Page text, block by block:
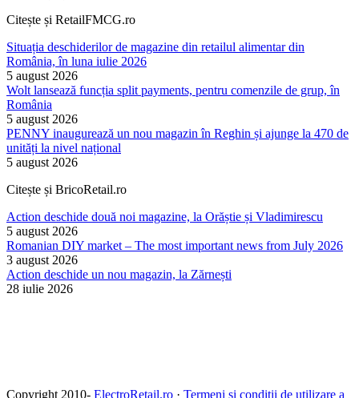
Citește și RetailFMCG.ro
Situația deschiderilor de magazine din retailul alimentar din
România, în luna iulie 2026
5 august 2026
Wolt lansează funcția split payments, pentru comenzile de grup, în
România
5 august 2026
PENNY inaugurează un nou magazin în Reghin și ajunge la 470 de
unități la nivel național
5 august 2026
Citește și BricoRetail.ro
Action deschide două noi magazine, la Orăștie și Vladimirescu
5 august 2026
Romanian DIY market – The most important news from July 2026
3 august 2026
Action deschide un nou magazin, la Zărnești
28 iulie 2026
Copyright 2010- ElectroRetail.ro · Termeni si conditii de utilizare a